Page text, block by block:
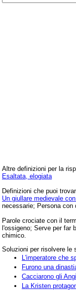
Altre definizioni per la
Esaltata, elogiata
Definizioni che puoi
Un giullare medievale
necessarie; Persona con
Parole crociate con il
l'ossigeno; Serve per far
chimico.
Soluzioni per risolvere le
L'imperatore che
Furono una
Cacciarono gli
La Kristen